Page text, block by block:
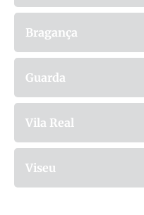
Bragança
Guarda
Vila Real
Viseu